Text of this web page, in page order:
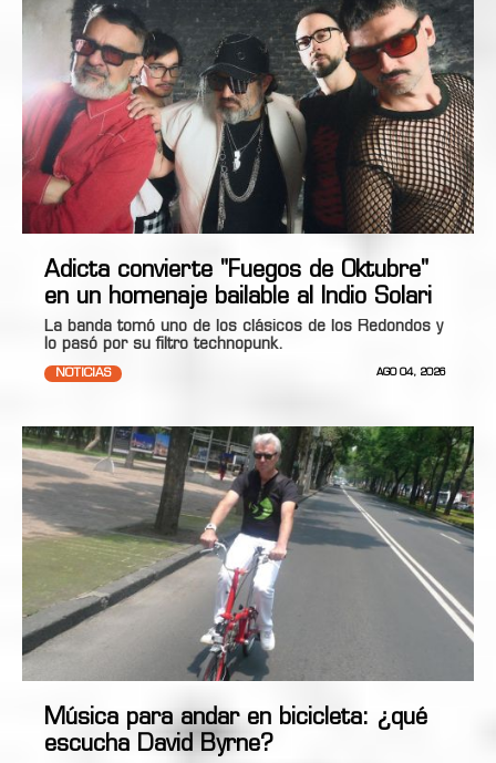
Adicta convierte "Fuegos de Oktubre"
en un homenaje bailable al Indio Solari
La banda tomó uno de los clásicos de los Redondos y
lo pasó por su filtro technopunk.
NOTICIAS AGO 04, 2026
Música para andar en bicicleta: ¿qué
escucha David Byrne?